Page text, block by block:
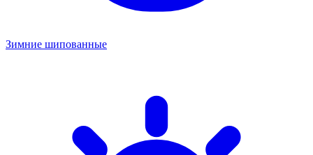
Зимние шипованные